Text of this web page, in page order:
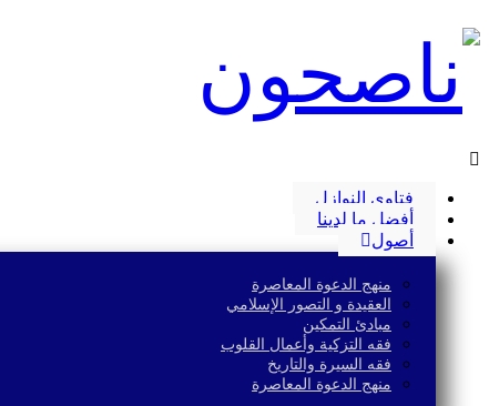
فتاوى النوازل
أفضل ما لدينا
أصول
منهج الدعوة المعاصرة
العقيدة و التصور الإسلامي
مبادئ التمكين
فقه التزكية وأعمال القلوب
فقه السيرة والتاريخ
منهج الدعوة المعاصرة